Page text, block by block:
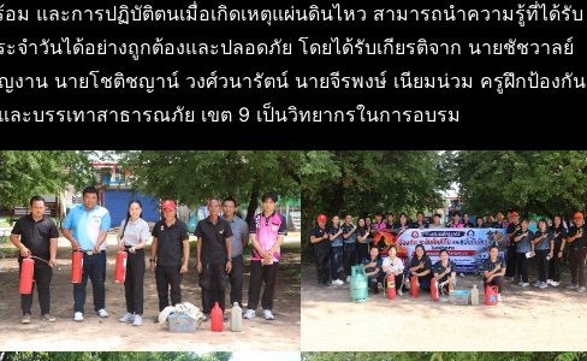
ม และการปฏิบัติตนเมื่อเกิดเหตุแผ่นดินไหว สามารถนำความรู้ที่ได้รับ
จำวันได้อย่างถูกต้องและปลอดภัย โดยได้รับเกียรติจาก นายชัชวาลย์
งาน นายโชติชญาน์ วงศ์วนารัตน์ นายจีรพงษ์ เนียมน่วม ครูฝึกป้องกัน
ะบรรเทาสาธารณภัย เขต 9 เป็นวิทยากรในการอบรม